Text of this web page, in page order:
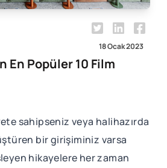
18 Ocak 2023
Popüler 10 Film
sahipseniz veya halihazırda
bir girişiminiz varsa
hikayelere her zaman